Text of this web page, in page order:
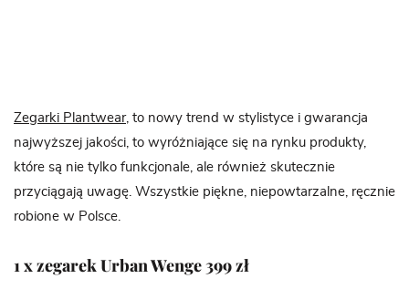
Zegarki Plantwear, to nowy trend w stylistyce i gwarancja
najwyższej jakości, to wyróżniające się na rynku produkty,
które są nie tylko funkcjonale, ale również skutecznie
przyciągają uwagę. Wszystkie piękne, niepowtarzalne, ręcznie
robione w Polsce.
1 x zegarek Urban Wenge 399 zł